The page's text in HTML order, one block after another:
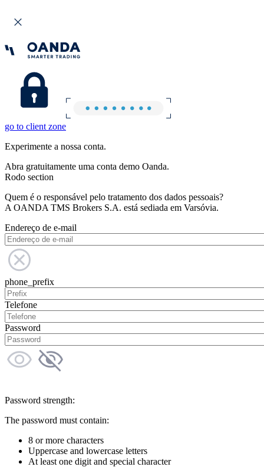
go to client zone
Experimente a nossa conta.
Abra gratuitamente uma conta demo Oanda.
Rodo section
Quem é o responsável pelo tratamento dos dados pessoais?
A OANDA TMS Brokers S.A. está sediada em Varsóvia.
Endereço de e-mail
phone_prefix
Telefone
Password
Password strength:
The password must contain:
8 or more characters
Uppercase and lowercase letters
At least one digit and special character